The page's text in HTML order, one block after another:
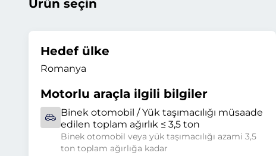
Ürün seçin
Hedef ülke
Romanya
Motorlu araçla ilgili bilgiler
Binek otomobil / Yük taşımacılığı müsaade
edilen toplam ağırlık ≤ 3,5 ton
Binek otomobil veya yük taşımacılığı azami 3,5
ton toplam ağırlığa kadar